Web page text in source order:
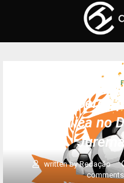
Junco perde
complica no
written byRedação
comments